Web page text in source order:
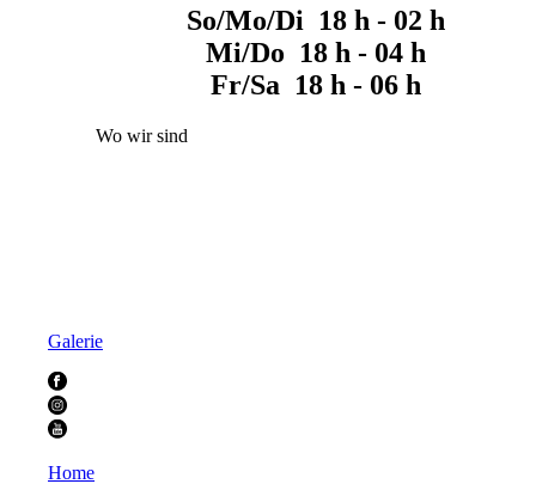
So/Mo/Di 18 h - 02 h
Mi/Do 18 h - 04 h
Fr/Sa 18 h - 06 h
Wo wir sind
Galerie
Home